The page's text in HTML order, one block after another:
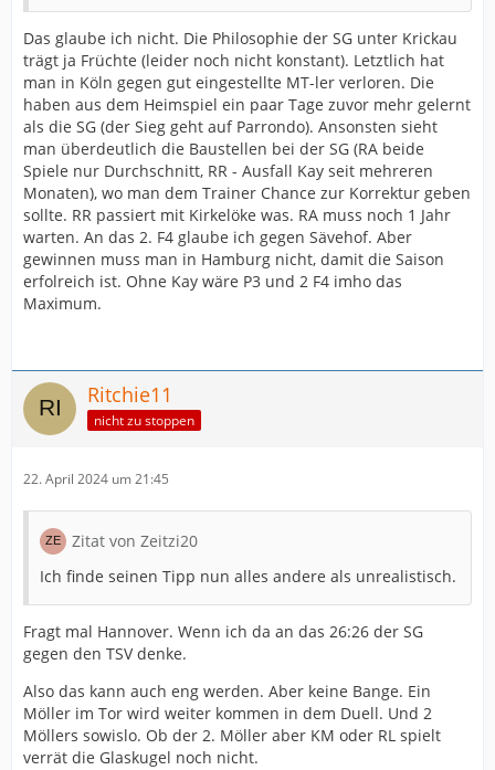
Das glaube ich nicht. Die Philosophie der SG unter Krickau
trägt ja Früchte (leider noch nicht konstant). Letztlich hat
man in Köln gegen gut eingestellte MT-ler verloren. Die
haben aus dem Heimspiel ein paar Tage zuvor mehr gelernt
als die SG (der Sieg geht auf Parrondo). Ansonsten sieht
man überdeutlich die Baustellen bei der SG (RA beide
Spiele nur Durchschnitt, RR - Ausfall Kay seit mehreren
Monaten), wo man dem Trainer Chance zur Korrektur geben
sollte. RR passiert mit Kirkelöke was. RA muss noch 1 Jahr
warten. An das 2. F4 glaube ich gegen Sävehof. Aber
gewinnen muss man in Hamburg nicht, damit die Saison
erfolreich ist. Ohne Kay wäre P3 und 2 F4 imho das
Maximum.
Ritchie11
nicht zu stoppen
22. April 2024 um 21:45
Zitat von Zeitzi20
Ich finde seinen Tipp nun alles andere als unrealistisch.
Fragt mal Hannover. Wenn ich da an das 26:26 der SG
gegen den TSV denke.
Also das kann auch eng werden. Aber keine Bange. Ein
Möller im Tor wird weiter kommen in dem Duell. Und 2
Möllers sowislo. Ob der 2. Möller aber KM oder RL spielt
verrät die Glaskugel noch nicht.